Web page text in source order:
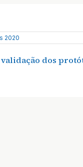
2020
dos